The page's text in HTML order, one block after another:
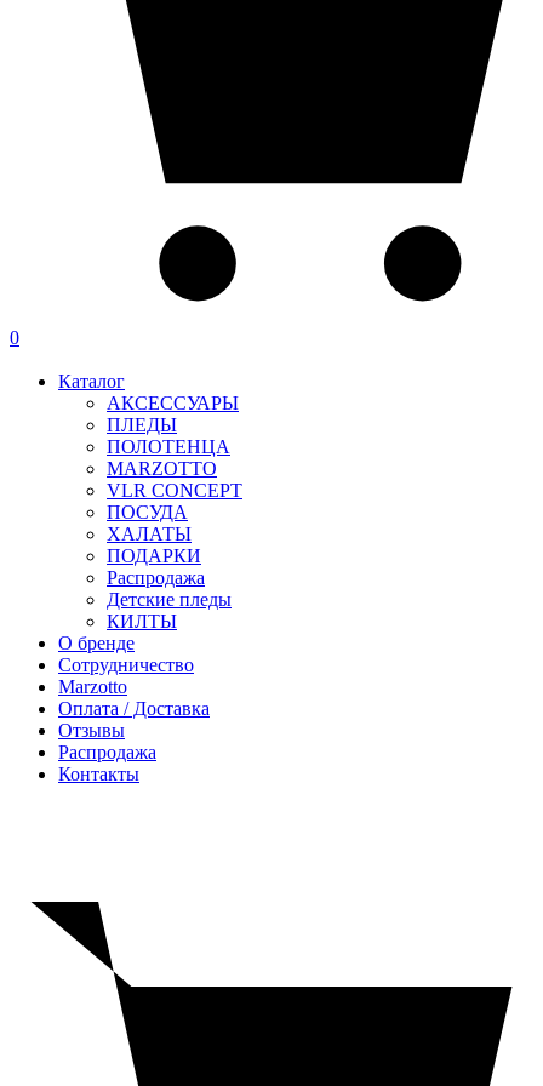
0
Каталог
АКСЕССУАРЫ
ПЛЕДЫ
ПОЛОТЕНЦА
MARZOTTO
VLR CONCEPT
ПОСУДА
ХАЛАТЫ
ПОДАРКИ
Распродажа
Детские пледы
КИЛТЫ
О бренде
Сотрудничество
Marzotto
Оплата / Доставка
Отзывы
Распродажа
Контакты